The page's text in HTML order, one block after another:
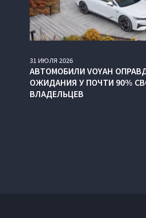
31 ИЮЛЯ 2026
АВТОМОБИЛИ VOYAH
ОЖИДАНИЯ У ПОЧТИ 90%
ВЛАДЕЛЬЦЕВ